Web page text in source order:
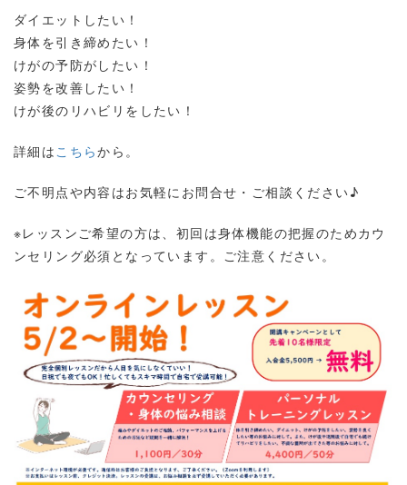
ダイエットしたい！
身体を引き締めたい！
けがの予防がしたい！
姿勢を改善したい！
けが後のリハビリをしたい！
詳細はこちらから。
ご不明点や内容はお気軽にお問合せ・ご相談ください♪
※レッスンご希望の方は、初回は身体機能の把握のためカウ
ンセリング必須となっています。ご注意ください。